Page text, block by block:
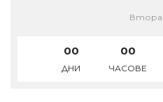
Втора
00
ДНИ
00
ЧАСОВЕ